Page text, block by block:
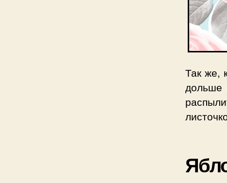
Так же,
дольше